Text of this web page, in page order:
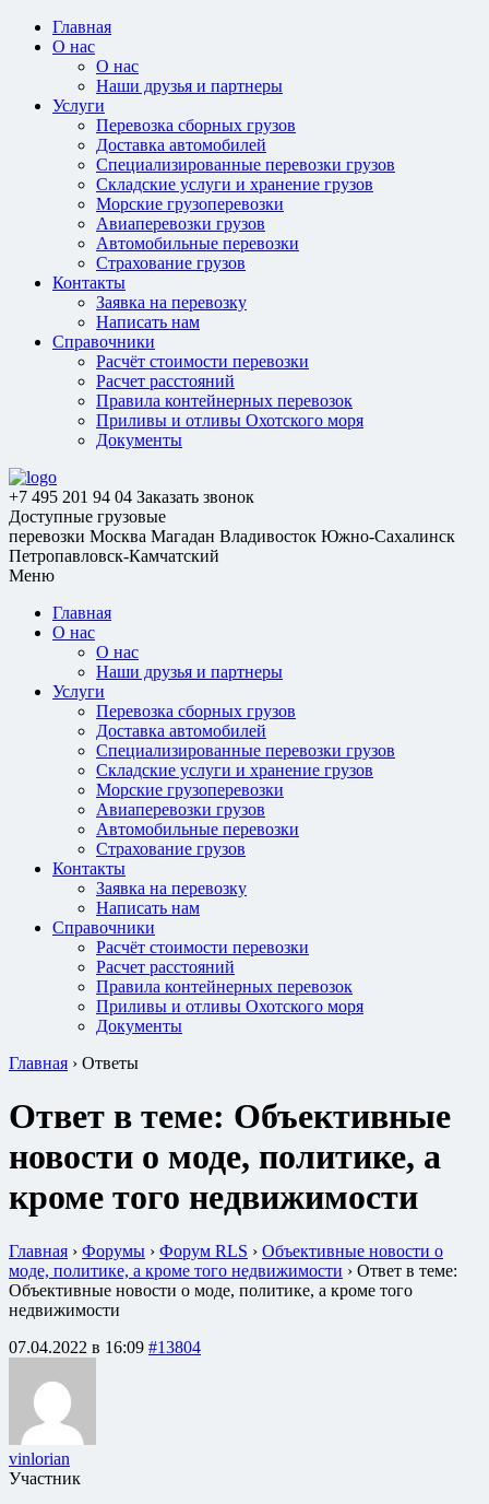
Главная
О нас
О нас
Наши друзья и партнеры
Услуги
Перевозка сборных грузов
Доставка автомобилей
Специализированные перевозки грузов
Складские услуги и хранение грузов
Морские грузоперевозки
Авиаперевозки грузов
Автомобильные перевозки
Страхование грузов
Контакты
Заявка на перевозку
Написать нам
Справочники
Расчёт стоимости перевозки
Расчет расстояний
Правила контейнерных перевозок
Приливы и отливы Охотского моря
Документы
+7 495 201 94 04 Заказать звонок
Доступные грузовые
перевозки Москва Магадан Владивосток Южно-Сахалинск
Петропавловск-Камчатский
Меню
Главная
О нас
О нас
Наши друзья и партнеры
Услуги
Перевозка сборных грузов
Доставка автомобилей
Специализированные перевозки грузов
Складские услуги и хранение грузов
Морские грузоперевозки
Авиаперевозки грузов
Автомобильные перевозки
Страхование грузов
Контакты
Заявка на перевозку
Написать нам
Справочники
Расчёт стоимости перевозки
Расчет расстояний
Правила контейнерных перевозок
Приливы и отливы Охотского моря
Документы
Главная › Ответы
Ответ в теме: Объективные
новости о моде, политике, а
кроме того недвижимости
Главная › Форумы › Форум RLS › Объективные новости о
моде, политике, а кроме того недвижимости › Ответ в теме:
Объективные новости о моде, политике, а кроме того
недвижимости
07.04.2022 в 16:09 #13804
vinlorian
Участник